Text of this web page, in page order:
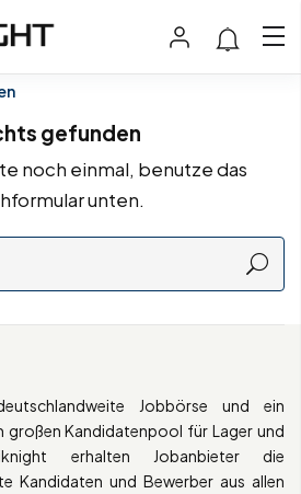
gefunden
noch einmal, benutze das
unten.
Jobbörse und ein
großen Kandidatenpool für Lager und
erhalten Jobanbieter die
Kandidaten und Bewerber aus allen